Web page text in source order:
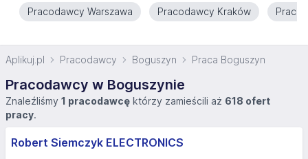
Pracodawcy Warszawa Pracodawcy Kraków
Aplikuj.pl Pracodawcy Boguszyn Praca Boguszyn
Pracodawcy w Boguszynie
Znaleźliśmy 1 pracodawcę którzy zamieścili aż 618 ofert
pracy.
Robert Siemczyk ELECTRONICS